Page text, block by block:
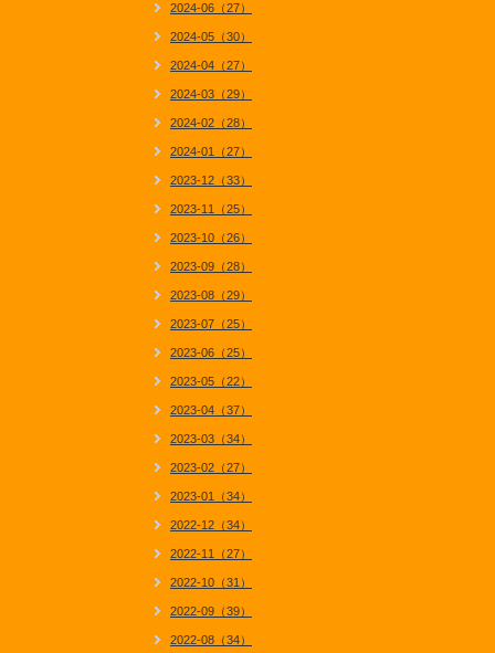
2024-06（27）
2024-05（30）
2024-04（27）
2024-03（29）
2024-02（28）
2024-01（27）
2023-12（33）
2023-11（25）
2023-10（26）
2023-09（28）
2023-08（29）
2023-07（25）
2023-06（25）
2023-05（22）
2023-04（37）
2023-03（34）
2023-02（27）
2023-01（34）
2022-12（34）
2022-11（27）
2022-10（31）
2022-09（39）
2022-08（34）